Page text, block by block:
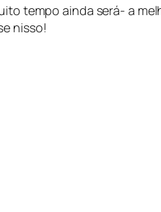
tempo ainda será- a
nisso!